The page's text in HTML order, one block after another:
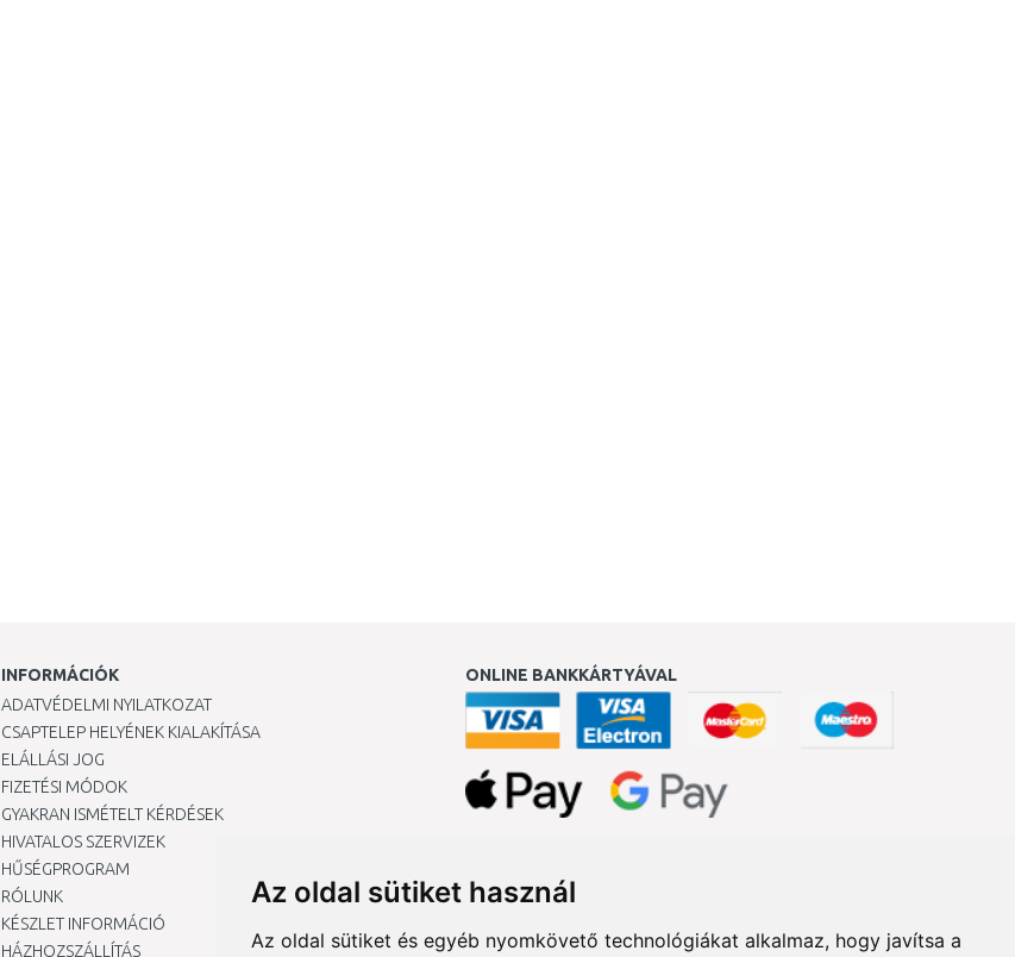
Az oldal sütiket használ
Az oldal sütiket és egyéb nyomkövető technológiákat alkalmaz, hogy javítsa a
INFORMÁCIÓK
ADATVÉDELMI NYILATKOZAT
CSAPTELEP HELYÉNEK KIALAKÍTÁSA
ELÁLLÁSI JOG
FIZETÉSI MÓDOK
GYAKRAN ISMÉTELT KÉRDÉSEK
HIVATALOS SZERVIZEK
HŰSÉGPROGRAM
RÓLUNK
KÉSZLET INFORMÁCIÓ
HÁZHOZSZÁLLÍTÁS
ONLINE BANKKÁRTYÁVAL